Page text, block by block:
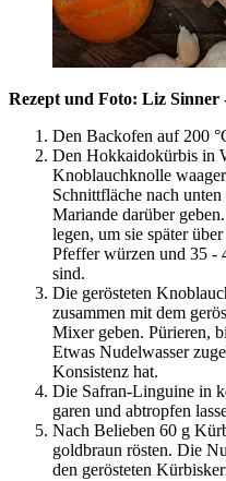
Rezept und Foto: Liz Sinner
Den Backofen auf 200
Den Hokkaidokürbis in
Knoblauchknolle
Schnittfläche nach
Mariande darüber
legen, um sie später
Pfeffer würzen und 35 -
sind.
Die gerösteten
zusammen mit dem
Mixer geben. Pürieren,
Etwas Nudelwasser
Konsistenz hat.
Die Safran-Linguine in
garen und abtropfen
Nach Belieben 60 g
goldbraun rösten. Die
den gerösteten